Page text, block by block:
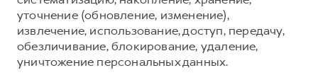
уточнение (обновление, изменение),
извлечение, использование, доступ, передачу,
обезличивание, блокирование, удаление,
уничтожение персональных данных.